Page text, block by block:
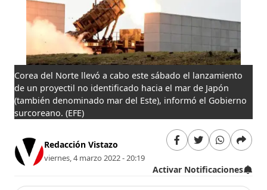
Corea del Norte llevó a cabo este sábado el lanzamiento
de un proyectil no identificado hacia el mar de Japón
(también denominado mar del Este), informó el Gobierno
surcoreano. (EFE)
Redacción Vistazo
viernes, 4 marzo 2022 - 20:19
Activar Notificaciones